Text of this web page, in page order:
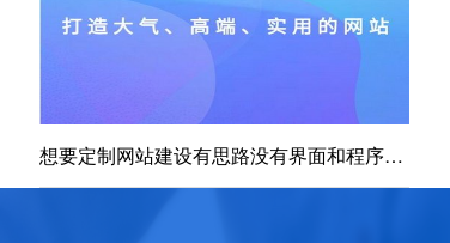
想要定制网站建设有思路没有界面和程序的实现怎么办